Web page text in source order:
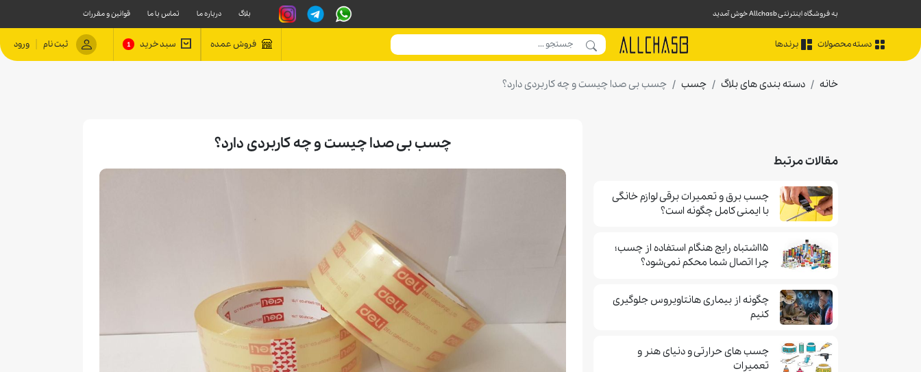
به فروشگاه اینترنتی Allchasb خوش آمدید بلاگ درباره ما تماس با ما قوانین و مقررات
دسته محصولات برندها فروش عمده سبد خرید 1 ثبت نام | ورود
خانه دسته بندی های بلاگ چسب چسب بی صدا چیست و چه کاربردی دارد؟
مقالات مرتبط
چسب برق و تعمیرات برقی لوازم خانگی
با ایمنی کامل چگونه است؟
۱۵اشتباه رایج هنگام استفاده از چسب؛
چرا اتصال شما محکم نمی‌شود؟
چگونه از بیماری هانتاویروس جلوگیری
کنیم
چسب های حرارتی و دنیای هنر و
تعمیرات
چسب بی صدا چیست و چه کاربردی دارد؟